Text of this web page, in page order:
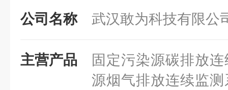
公司名称 武汉敢为科技有限公
主营产品
固定污染源碳排放
源烟气排放连续监